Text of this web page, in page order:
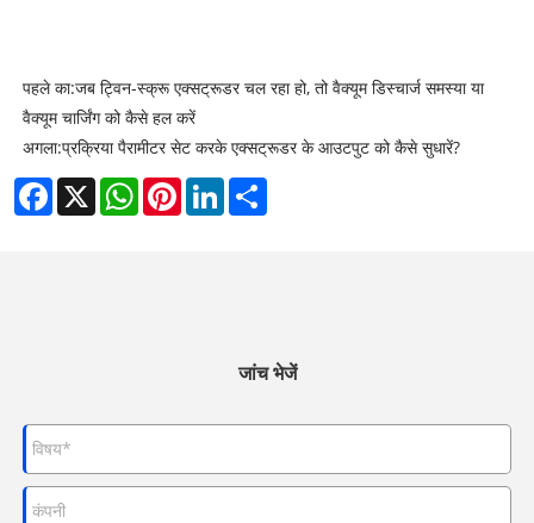
पहले का:जब ट्विन-स्क्रू एक्सट्रूडर चल रहा हो, तो वैक्यूम डिस्चार्ज समस्या या
वैक्यूम चार्जिंग को कैसे हल करें
अगला:प्रक्रिया पैरामीटर सेट करके एक्सट्रूडर के आउटपुट को कैसे सुधारें?
Facebook
X WhatsAppPinterestLinkedIn
जांच भेजें